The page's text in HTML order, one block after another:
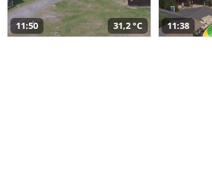
11:50 31,2 °C 11:38